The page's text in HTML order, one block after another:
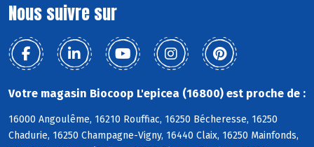
Nous suivre sur
Votre magasin Biocoop L'epicea (16800) est proche de :
16000 Angoulême, 16210 Rouffiac, 16250 Bécheresse, 16250
Chadurie, 16250 Champagne-Vigny, 16440 Claix, 16250 Mainfonds,